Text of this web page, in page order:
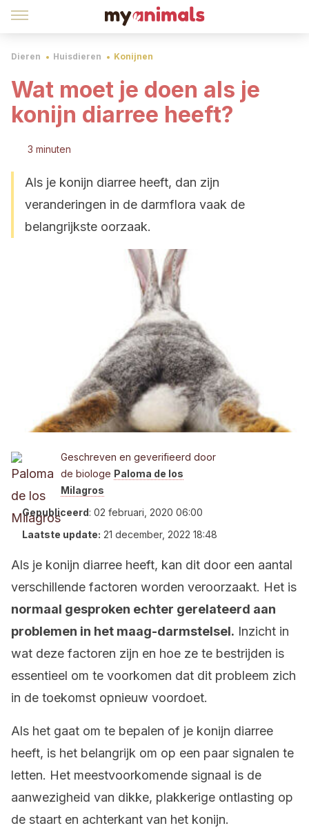
Dieren Huisdieren Konijnen
Wat moet je doen als je
konijn diarree heeft?
3 minuten
Als je konijn diarree heeft, dan zijn
veranderingen in de darmflora vaak de
belangrijkste oorzaak.
Geschreven en geverifieerd door
de biologe Paloma de los
Milagros
Gepubliceerd: 02 februari, 2020 06:00
Laatste update: 21 december, 2022 18:48
Als je konijn diarree heeft, kan dit door een aantal
verschillende factoren worden veroorzaakt. Het is
normaal gesproken echter gerelateerd aan
problemen in het maag-darmstelsel. Inzicht in
wat deze factoren zijn en hoe ze te bestrijden is
essentieel om te voorkomen dat dit probleem zich
in de toekomst opnieuw voordoet.
Als het gaat om te bepalen of je konijn diarree
heeft, is het belangrijk om op een paar signalen te
letten. Het meestvoorkomende signaal is de
aanwezigheid van dikke, plakkerige ontlasting op
de staart en achterkant van het konijn.